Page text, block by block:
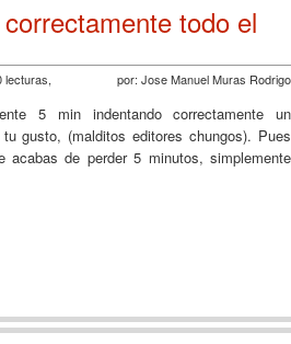
todo el
lecturas, por: Jose Manuel Muras Rodrigo
5 min indentando correctamente un
gusto, (malditos editores chungos). Pues
acabas de perder 5 minutos, simplemente